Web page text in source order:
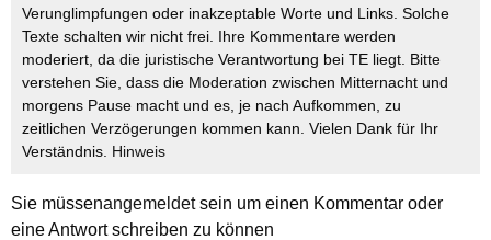
Verunglimpfungen oder inakzeptable Worte und Links. Solche
Texte schalten wir nicht frei. Ihre Kommentare werden
moderiert, da die juristische Verantwortung bei TE liegt. Bitte
verstehen Sie, dass die Moderation zwischen Mitternacht und
morgens Pause macht und es, je nach Aufkommen, zu
zeitlichen Verzögerungen kommen kann. Vielen Dank für Ihr
Verständnis. Hinweis
Sie müssenangemeldetsein um einen Kommentar oder
eine Antwort schreiben zu können